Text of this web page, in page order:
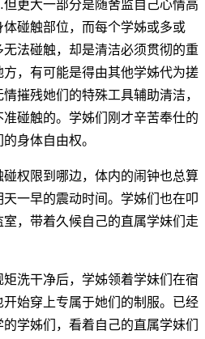
更大一部分是随舍监自己心情高
碰触部位，而每个学姊或多或
法碰触，却是清洁必须贯彻的重
，有可能是得由其他学姊代为搓
摧残她们的特殊工具辅助清洁，
碰触的。学姊们刚才辛苦奉仕的
身体自由权。
权限到哪边，体内的闹钟也总算
一早的震动时间。学姊们也在叩
，带着久候自己的直属学妹们走
洗干净后，学姊领着学妹们在宿
始穿上专属于她们的制服。已经
学姊们，看着自己的直属学妹们